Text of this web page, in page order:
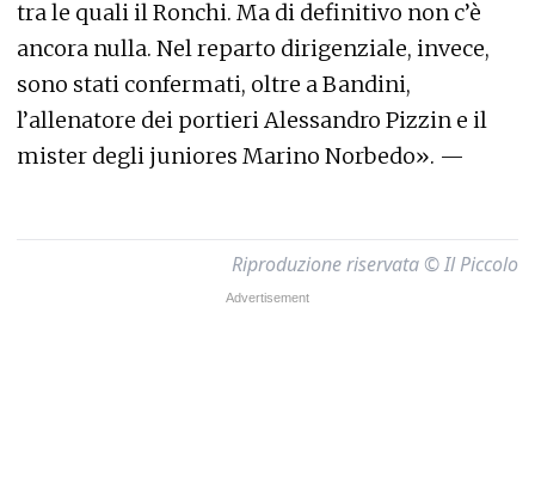
tra le quali il Ronchi. Ma di definitivo non c’è
ancora nulla. Nel reparto dirigenziale, invece,
sono stati confermati, oltre a Bandini,
l’allenatore dei portieri Alessandro Pizzin e il
mister degli juniores Marino Norbedo». —
Riproduzione riservata © Il Piccolo